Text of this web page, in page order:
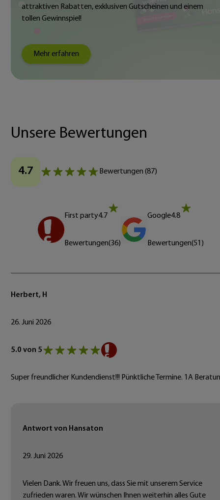
attraktiven Rabatten, exklusiven Gutscheinen und einem
tollen Gewinnspiel!
Mehr erfahren
Unsere Bewertungen
4.7 Bewertungen (87)
First party4.7
Bewertungen(36)
Google4.8
Bewertungen(51 )
Herbert, H
26. Juni 2026
5.0 von 5
Super freundlicher Kundendienst!!! Pünktliche Termine. 1A
Antwort von Hansaton
29. Juni 2026
Vielen Dank. Wir freuen uns, dass Sie mit unserem Service
zufrieden waren. Wir wünschen Ihnen weiterhin alles Gute